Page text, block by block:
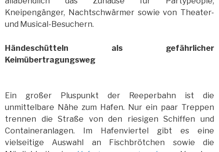
Kneipengänger, Nachtschwärmer sowie von Theater-
und Musical-Besuchern.
Händeschütteln als gefährlicher
Keimübertragungsweg
Ein großer Pluspunkt der Reeperbahn ist die
unmittelbare Nähe zum Hafen. Nur ein paar Treppen
trennen die Straße von den riesigen Schiffen und
Containeranlagen. Im Hafenviertel gibt es eine
vielseitige Auswahl an Fischbrötchen sowie die